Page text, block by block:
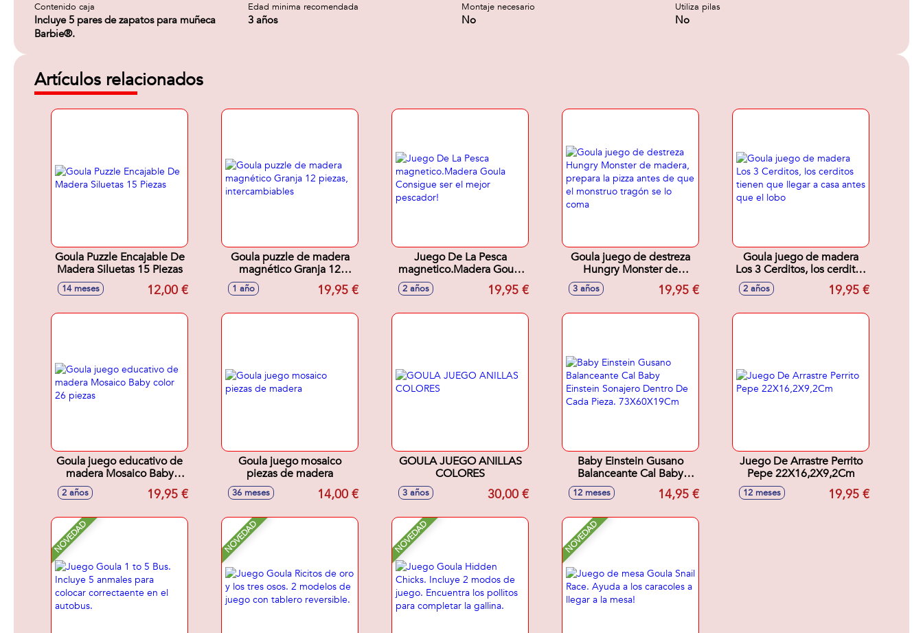
Contenido caja
Incluye 5 pares de zapatos para muñeca
Barbie®.
Edad minima recomendada
3 años
Montaje necesario
No
Utiliza pilas
No
Artículos relacionados
Goula Puzzle Encajable De
Madera Siluetas 15 Piezas
14 meses 12,00 €
Goula puzzle de madera
magnético Granja 12
piezas, intercambiables
1 año 19,95 €
Juego De La Pesca
magnetico.Madera Goula
Consigue ser el mejor
2 años 19,95 €
Goula juego de destreza
Hungry Monster de
madera, prepara la pizza
antes de que el monstruo
3 años 19,95 €
Goula juego de madera
Los 3 Cerditos, los cerditos
tienen que llegar a casa
antes que el lobo
2 años 19,95 €
Goula juego educativo de
madera Mosaico Baby
color 26 piezas
2 años 19,95 €
Goula juego mosaico
piezas de madera
36 meses 14,00 €
GOULA JUEGO ANILLAS
COLORES
3 años 30,00 €
Baby Einstein Gusano
Balanceante Cal Baby
Einstein Sonajero Dentro
De Cada Pieza.
12 meses 14,95 €
Juego De Arrastre Perrito
Pepe 22X16,2X9,2Cm
12 meses 19,95 €
NOVEDAD NOVEDAD NOVEDAD NOVEDAD